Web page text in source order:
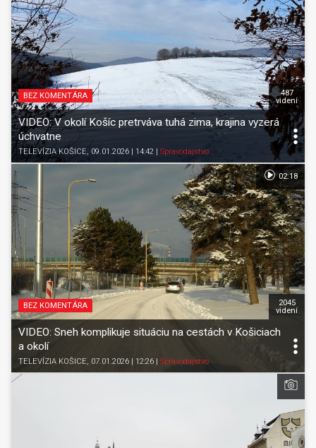
BEZ KOMENTÁRA
VIDEO: V okolí Košíc pretrváva tuhá zima, krajina vyzerá
úchvatne
TELEVÍZIA KOŠICE, 09.01.2026 | 14:42 Spravodajstvo
487
videní
BEZ KOMENTÁRA
VIDEO: Sneh komplikuje situáciu na cestách v Košiciach
a okolí
TELEVÍZIA KOŠICE, 07.01.2026 | 12:26 Spravodajstvo
2045
videní
02:18